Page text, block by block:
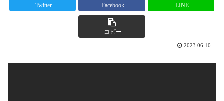
Twitter Facebook LINE
コピー
2023.06.10